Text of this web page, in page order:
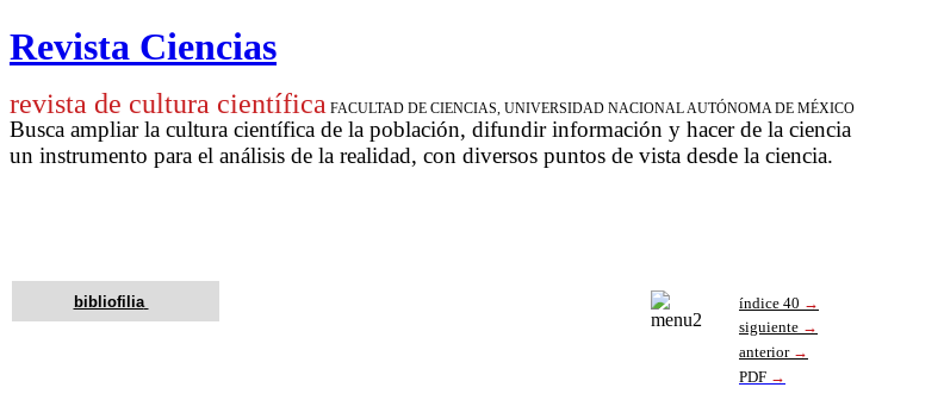
Revista Ciencias
revista de cultura científica FACULTAD DE CIENCIAS, UNIVERSIDAD NACIONAL AUTÓNOMA DE MÉXICO
Busca ampliar la cultura científica de la población, difundir información y hacer de la ciencia
un instrumento para el análisis de la realidad, con diversos puntos de vista desde la ciencia.
bibliofilia índice 40 →
siguiente →
anterior →
PDF →